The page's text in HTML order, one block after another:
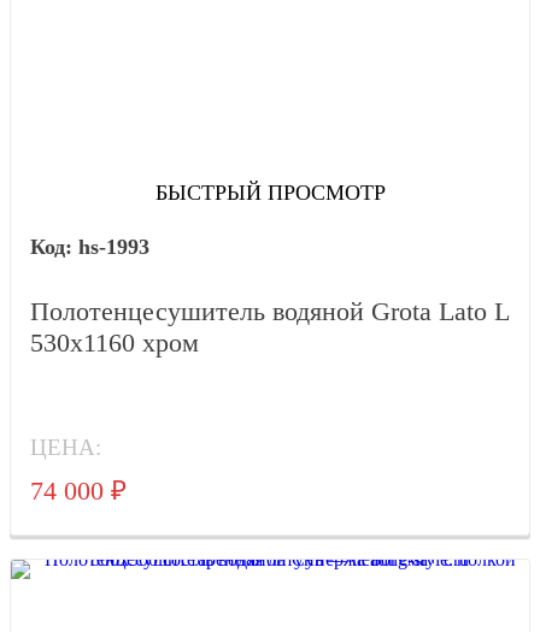
БЫСТРЫЙ ПРОСМОТР
hs-1993
Полотенцесушитель водяной Grota Lato L
530x1160 хром
ЦЕНА:
74 000 ₽